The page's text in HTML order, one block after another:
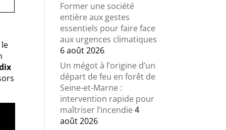
Former une société
entière aux gestes
essentiels pour faire face
aux urgences climatiques
6 août 2026
Un mégot à l’origine d’un
départ de feu en forêt de
Seine-et-Marne :
intervention rapide pour
maîtriser l’incendie4
août 2026